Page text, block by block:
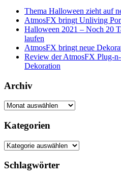
Thema Halloween zieht auf
AtmosFX bringt Unliving
Halloween 2021 – Noch 20
laufen
AtmosFX bringt neue
Review der AtmosFX Plug-
Dekoration
Archiv
Archiv
Kategorien
Kategorien
Schlagwörter